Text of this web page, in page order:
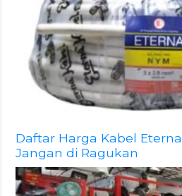
Daftar Harga Kabel
Jangan di Ragukan